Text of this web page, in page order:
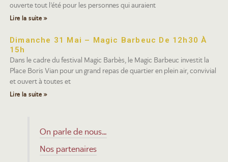
ouverte tout l’été pour les personnes qui auraient
Lire la suite »
Dimanche 31 Mai – Magic Barbeuc De 12h30 À
15h
Dans le cadre du festival Magic Barbès, le Magic Barbeuc investit la
Place Boris Vian pour un grand repas de quartier en plein air, convivial
et ouvert à toutes et
Lire la suite »
On parle de nous…
Nos partenaires